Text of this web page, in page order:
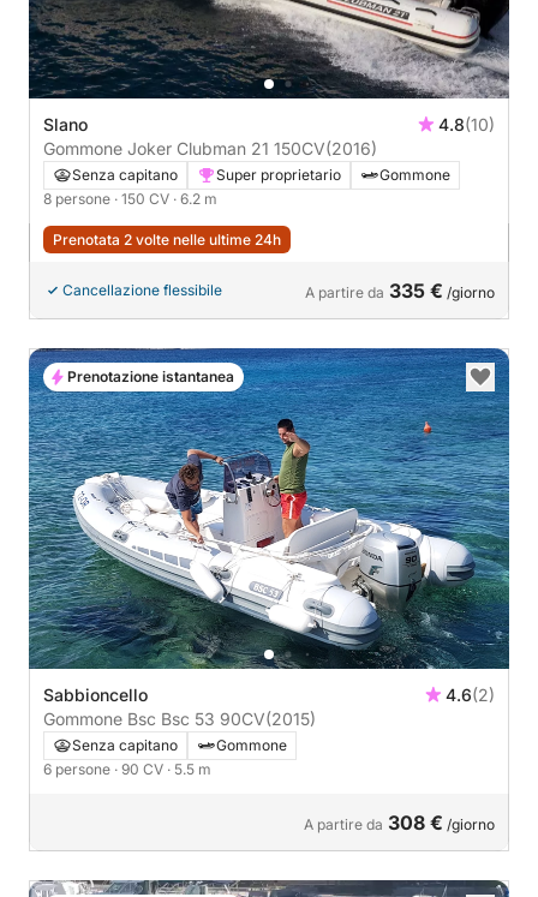
Slano 4.8(10)
Gommone Joker Clubman 21 150CV(2016)
Senza capitano Super proprietario
Gommone
8 persone · 150 CV · 6.2 m
Prenotata 2 volte nelle ultime 24h
Cancellazione flessibile A partire da 335 € /giorno
Sabbioncello 4.6(2)
Gommone Bsc Bsc 53 90CV(2015)
Senza capitano
Gommone
6 persone · 90 CV · 5.5 m
A partire da 308 € /giorno
Prenotazione istantanea